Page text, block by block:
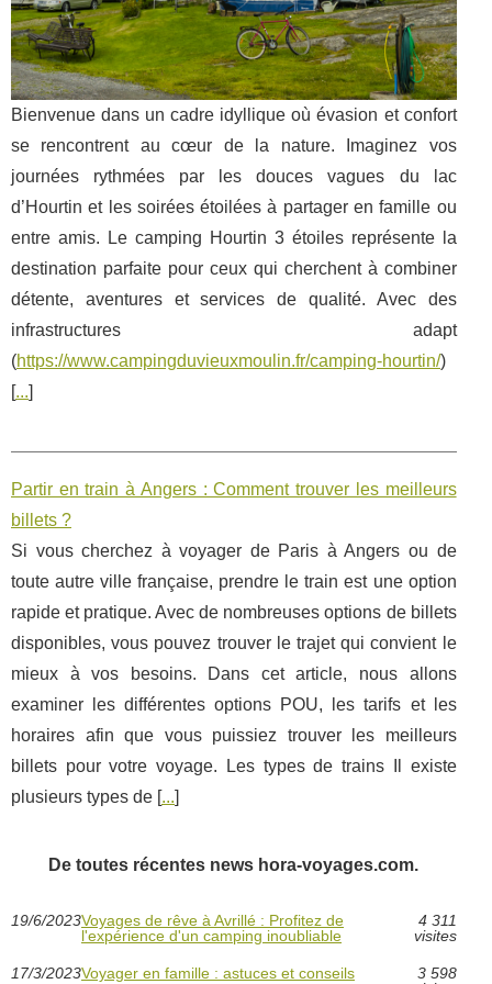
Bienvenue dans un cadre idyllique où évasion et confort
se rencontrent au cœur de la nature. Imaginez vos
journées rythmées par les douces vagues du lac
d’Hourtin et les soirées étoilées à partager en famille ou
entre amis. Le camping Hourtin 3 étoiles représente la
destination parfaite pour ceux qui cherchent à combiner
détente, aventures et services de qualité. Avec des
infrastructures adapt
(https://www.campingduvieuxmoulin.fr/camping-hourtin/)
[...]
Partir en train à Angers : Comment trouver les meilleurs
billets ?
Si vous cherchez à voyager de Paris à Angers ou de
toute autre ville française, prendre le train est une option
rapide et pratique. Avec de nombreuses options de billets
disponibles, vous pouvez trouver le trajet qui convient le
mieux à vos besoins. Dans cet article, nous allons
examiner les différentes options POU, les tarifs et les
horaires afin que vous puissiez trouver les meilleurs
billets pour votre voyage. Les types de trains Il existe
plusieurs types de [...]
De toutes récentes news hora-voyages.com.
19/6/2023Voyages de rêve à Avrillé : Profitez de
l'expérience d'un camping inoubliable
4 311
visites
17/3/2023Voyager en famille : astuces et conseils
3 598